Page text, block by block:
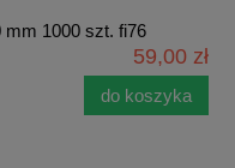
mm 1000 szt. fi76
59,00 zł
do koszyka